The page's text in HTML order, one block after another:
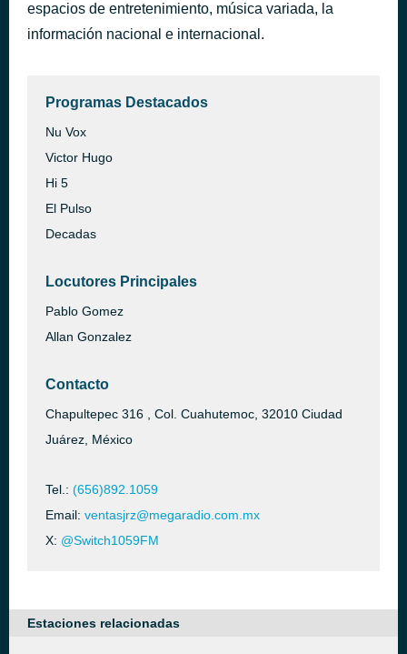
espacios de entretenimiento, música variada, la
información nacional e internacional.
Programas Destacados
Nu Vox
Victor Hugo
Hi 5
El Pulso
Decadas
Locutores Principales
Pablo Gomez
Allan Gonzalez
Contacto
Chapultepec 316 , Col. Cuahutemoc, 32010 Ciudad
Juárez, México
Tel.: (656)892.1059
Email: ventasjrz@megaradio.com.mx
X: @Switch1059FM
Estaciones relacionadas